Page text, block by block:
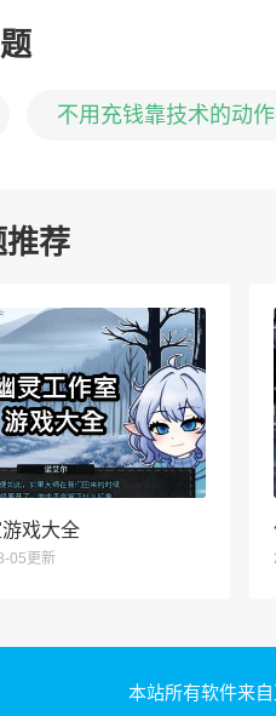
不用充钱靠技术的动
推荐
戏大全
05更新
本站所有软件来